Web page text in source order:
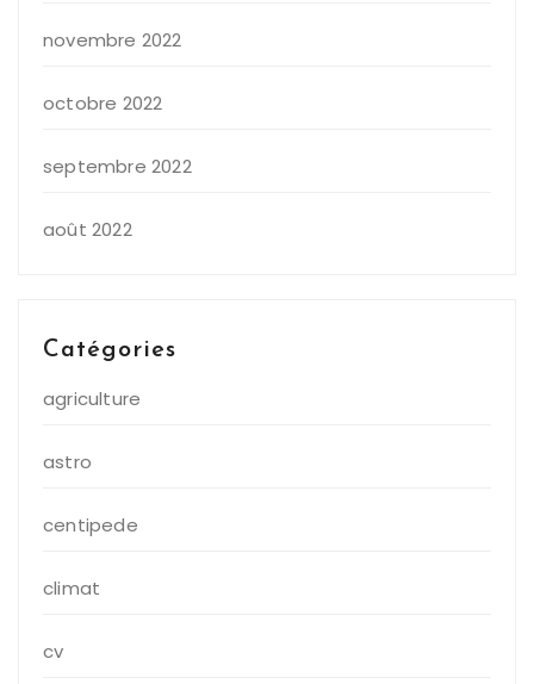
novembre 2022
octobre 2022
septembre 2022
août 2022
Catégories
agriculture
astro
centipede
climat
cv